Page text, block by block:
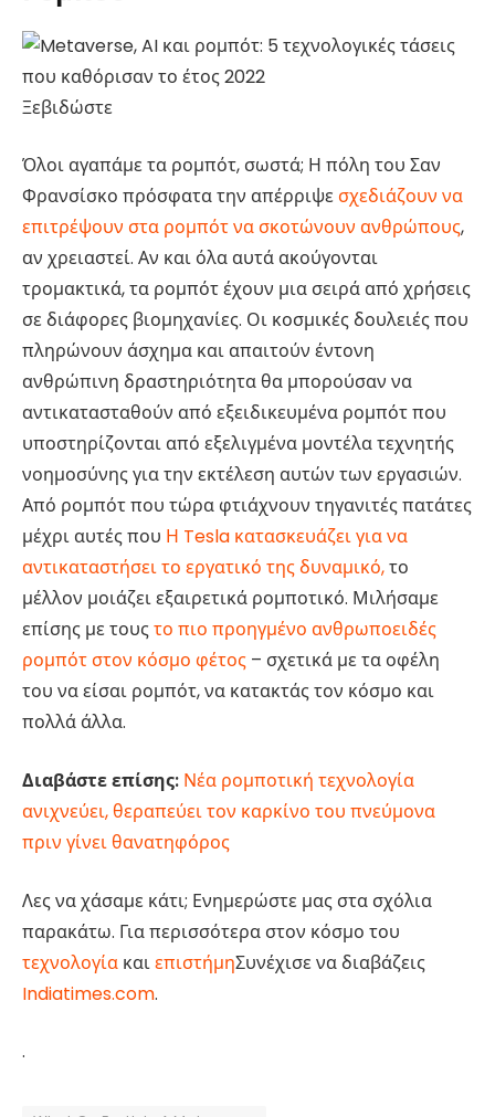
Ξεβιδώστε
Όλοι αγαπάμε τα ρομπότ, σωστά; Η πόλη του Σαν
Φρανσίσκο πρόσφατα την απέρριψεσχεδιάζουν να
επιτρέψουν στα ρομπότ να σκοτώνουν ανθρώπους,
αν χρειαστεί. Αν και όλα αυτά ακούγονται
τρομακτικά, τα ρομπότ έχουν μια σειρά από χρήσεις
σε διάφορες βιομηχανίες. Οι κοσμικές δουλειές που
πληρώνουν άσχημα και απαιτούν έντονη
ανθρώπινη δραστηριότητα θα μπορούσαν να
αντικατασταθούν από εξειδικευμένα ρομπότ που
υποστηρίζονται από εξελιγμένα μοντέλα τεχνητής
νοημοσύνης για την εκτέλεση αυτών των εργασιών.
Από ρομπότ που τώρα φτιάχνουν τηγανιτές πατάτες
μέχρι αυτές που Η Tesla κατασκευάζει για να
αντικαταστήσει το εργατικό της δυναμικό,το
μέλλον μοιάζει εξαιρετικά ρομποτικό. Μιλήσαμε
επίσης με τουςτο πιο προηγμένο ανθρωποειδές
ρομπότ στον κόσμο φέτος – σχετικά με τα οφέλη
του να είσαι ρομπότ, να κατακτάς τον κόσμο και
πολλά άλλα.
Διαβάστε επίσης: Νέα ρομποτική τεχνολογία
ανιχνεύει, θεραπεύει τον καρκίνο του πνεύμονα
πριν γίνει θανατηφόρος
Λες να χάσαμε κάτι; Ενημερώστε μας στα σχόλια
παρακάτω. Για περισσότερα στον κόσμο του
τεχνολογία καιεπιστήμηΣυνέχισε να διαβάζεις
Indiatimes.com.
.